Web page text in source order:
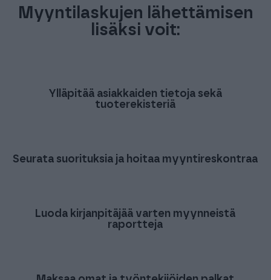
Myyntilaskujen lähettämisen
lisäksi voit:
Ylläpitää asiakkaiden tietoja sekä
tuoterekisteriä
Seurata suorituksia ja hoitaa myyntireskontraa
Luoda kirjanpitäjää varten myynneistä
raportteja